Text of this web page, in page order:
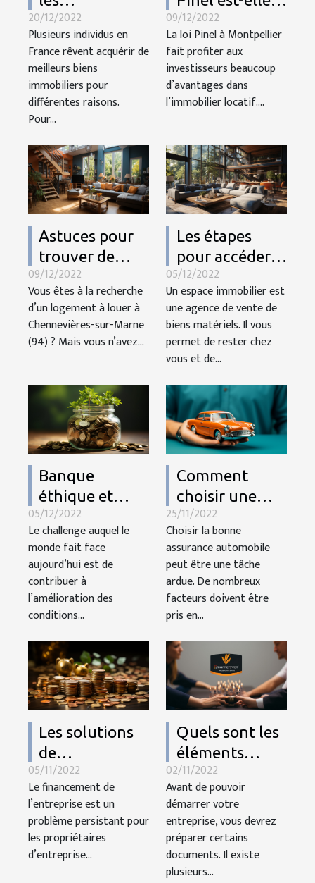
alternatives
pour la
location
accession ?
20/12/2022
Plusieurs individus en
France rêvent acquérir de
meilleurs biens
immobiliers pour
différentes raisons.
Pour...
avantageuse à
Montpellier ?
09/12/2022
La loi Pinel à Montpellier
fait profiter aux
investisseurs beaucoup
d’avantages dans
l’immobilier locatif....
Astuces pour
trouver de
logement qui
vous
correspond à
Chennevières-
09/12/2022
Vous êtes à la recherche
d’un logement à louer à
Chennevières-sur-Marne
(94) ? Mais vous n’avez...
Les étapes
pour accéder à
votre espace
immobilier
05/12/2022
Un espace immobilier est
une agence de vente de
biens matériels. Il vous
permet de rester chez
vous et de...
Banque
éthique et
verte :
pourquoi est-
ce un choix
important ?
05/12/2022
Le challenge auquel le
monde fait face
aujourd’hui est de
contribuer à
l’amélioration des
conditions...
Comment
choisir une
bonne
assurance
automobile ?
25/11/2022
Choisir la bonne
assurance automobile
peut être une tâche
ardue. De nombreux
facteurs doivent être
pris en...
Les solutions
de
financement
pour les pros
et les
entreprises
05/11/2022
Le financement de
l’entreprise est un
problème persistant pour
les propriétaires
d’entreprise...
Quels sont les
éléments
importants
pour une
nouvelle
entreprise ?
02/11/2022
Avant de pouvoir
démarrer votre
entreprise, vous devrez
préparer certains
documents. Il existe
plusieurs...